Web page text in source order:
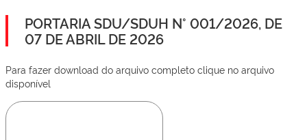
PORTARIA SDU/SDUH N° 001/2026, DE
07 DE ABRIL DE 2026
Para fazer download do arquivo completo clique no arquivo
disponível